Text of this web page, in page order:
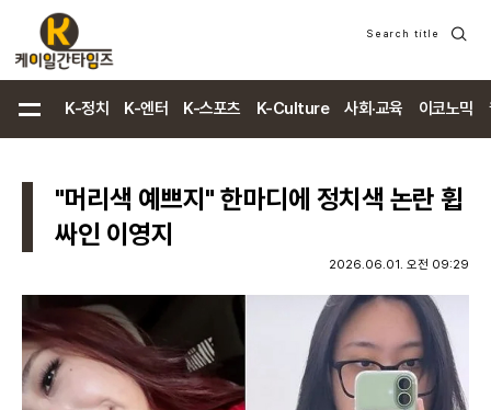
Search title
검
K-정치 K-엔터 K-스포츠 K-Culture 사회·교육 이코노믹
"머리색 예쁘지" 한마디에 정치색 논란 휩
싸인 이영지
2026.06.01. 오전 09:29